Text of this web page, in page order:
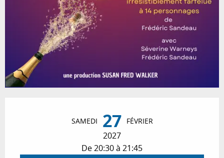
SAMEDI 27 FÉVRIER
2027
De 20:30 à 21:45